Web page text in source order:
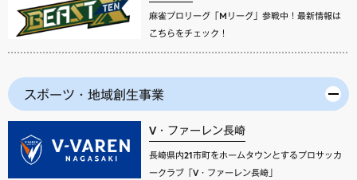
麻雀プロリーグ「Mリーグ」参戦中！最新情報は
こちらをチェック！
スポーツ・地域創生事業
V・ファーレン長崎
長崎県内21市町をホームタウンとするプロサッカ
ークラブ「V・ファーレン長崎」